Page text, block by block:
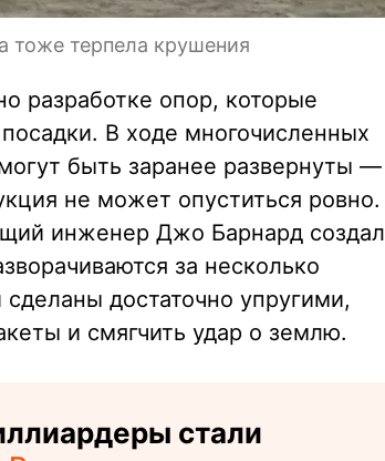
тоже терпела крушения
разработке опор, которые
В ходе многочисленных
быть заранее развернуты —
не может опуститься ровно.
инженер Джо Барнард создал
за несколько
достаточно упругими,
и смягчить удар о землю.
стали